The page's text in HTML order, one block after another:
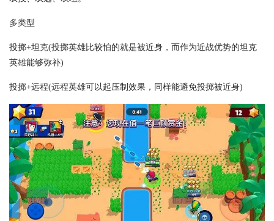
多类型
投掷+坦克(投掷英雄比较怕的就是被近身，而作为近战优势的坦克
英雄能够弥补)
投掷+远程(远程英雄可以起压制效果，同样能避免投掷被近身)